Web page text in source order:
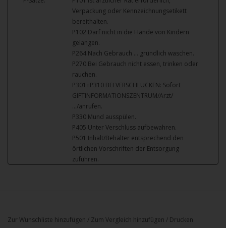
Verpackung oder Kennzeichnungsetikett
bereithalten.
P102 Darf nicht in die Hände von Kindern
gelangen.
P264 Nach Gebrauch … gründlich waschen.
P270 Bei Gebrauch nicht essen, trinken oder
rauchen.
P301+P310 BEI VERSCHLUCKEN: Sofort
GIFTINFORMATIONSZENTRUM/Arzt/
…/anrufen.
P330 Mund ausspülen.
P405 Unter Verschluss aufbewahren.
P501 Inhalt/Behälter entsprechend den
örtlichen Vorschriften der Entsorgung
zuführen.
Zur Wunschliste hinzufügen / Zum Vergleich hinzufügen / Drucken